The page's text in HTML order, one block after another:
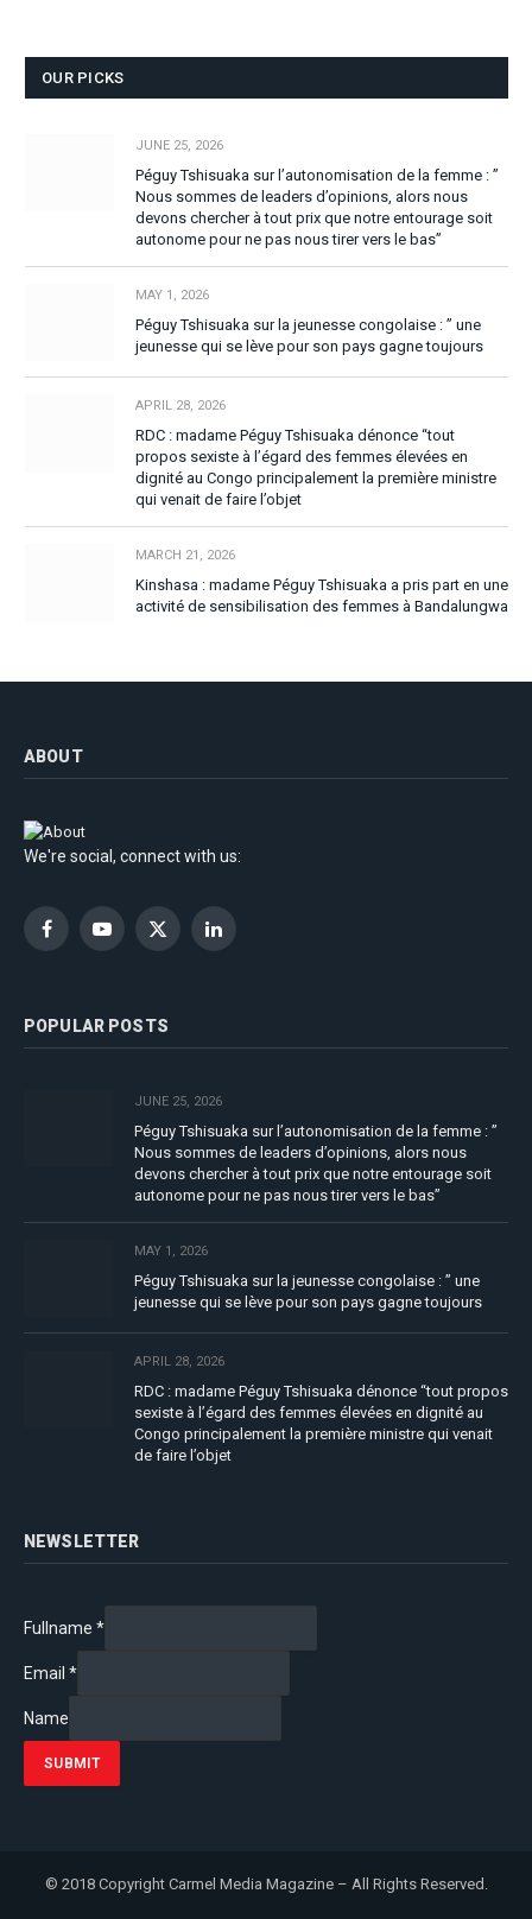
OUR PICKS
JUNE 25, 2026
Péguy Tshisuaka sur l’autonomisation de la femme : ”
Nous sommes de leaders d’opinions, alors nous
devons chercher à tout prix que notre entourage soit
autonome pour ne pas nous tirer vers le bas”
MAY 1, 2026
Péguy Tshisuaka sur la jeunesse congolaise : ” une
jeunesse qui se lève pour son pays gagne toujours
APRIL 28, 2026
RDC : madame Péguy Tshisuaka dénonce “tout
propos sexiste à l’égard des femmes élevées en
dignité au Congo principalement la première ministre
qui venait de faire l’objet
MARCH 21, 2026
Kinshasa : madame Péguy Tshisuaka a pris part en une
activité de sensibilisation des femmes à Bandalungwa
ABOUT
We're social, connect with us:
FacebookYouTubeX
LinkedIn
POPULAR POSTS
JUNE 25, 2026
Péguy Tshisuaka sur l’autonomisation de la femme : ”
Nous sommes de leaders d’opinions, alors nous
devons chercher à tout prix que notre entourage soit
autonome pour ne pas nous tirer vers le bas”
MAY 1, 2026
Péguy Tshisuaka sur la jeunesse congolaise : ” une
jeunesse qui se lève pour son pays gagne toujours
APRIL 28, 2026
RDC : madame Péguy Tshisuaka dénonce “tout propos
sexiste à l’égard des femmes élevées en dignité au
Congo principalement la première ministre qui venait
de faire l’objet
NEWSLETTER
Fullname *
Email *
Name
SUBMIT
© 2018 Copyright Carmel Media Magazine – All Rights Reserved.